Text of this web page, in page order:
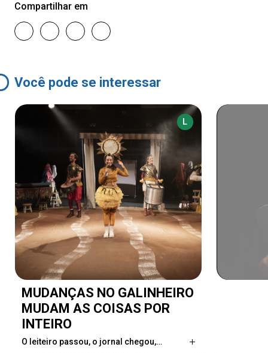
Compartilhar em
Você pode se interessar
L
MUDANÇAS NO GALINHEIRO
MUDAM AS COISAS POR
INTEIRO
O leiteiro passou, o jornal chegou,…